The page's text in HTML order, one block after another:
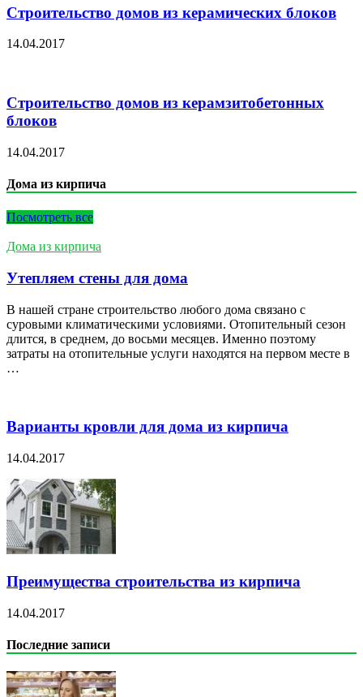
Строительство домов из керамических блоков
14.04.2017
Строительство домов из керамзитобетонных
блоков
14.04.2017
Дома из кирпича
Посмотреть все
Дома из кирпича
Утепляем стены для дома
В нашей стране строительство любого дома связано с
суровыми климатическими условиями. Отопительный сезон
длится, в среднем, до восьми месяцев. Именно поэтому
затраты на отопительные услуги находятся на первом месте в
…
Варианты кровли для дома из кирпича
14.04.2017
Преимущества строительства из кирпича
14.04.2017
Последние записи